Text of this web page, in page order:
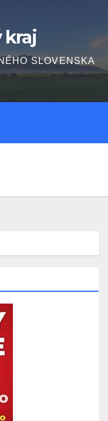
kraj
SLOVENSKA